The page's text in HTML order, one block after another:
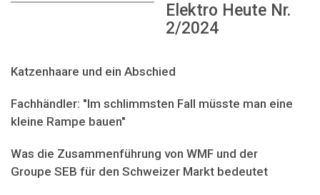
Elektro Heute Nr.
2/2024
Katzenhaare und ein Abschied
Fachhändler: "Im schlimmsten Fall müsste man eine
kleine Rampe bauen"
Was die Zusammenführung von WMF und der
Groupe SEB für den Schweizer Markt bedeutet